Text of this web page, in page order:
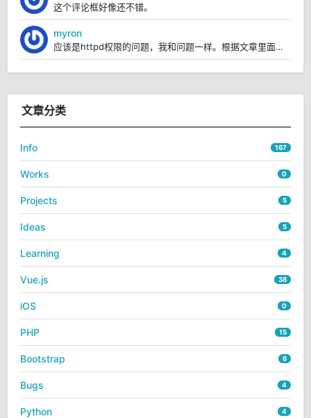
这个评论框好像还不错。
myron
应该是httpd权限的问题，我和问题一样。根据文章里面的操作，我已经解决https://blo...
文章分类
Info 167
Works 0
Projects 5
Ideas 5
Learning 4
Vue.js 38
iOS 0
PHP 15
Bootstrap 6
Bugs 4
Python 4